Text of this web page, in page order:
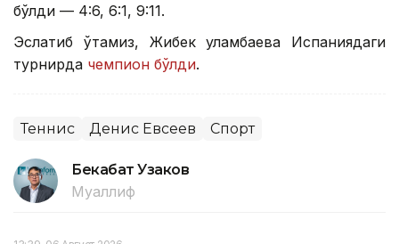
бўлди — 4:6, 6:1, 9:11.
Эслатиб ўтамиз, Жибек Қуламбаева Испаниядаги
турнирда чемпион бўлди.
Теннис Денис Евсеев Спорт
Бекабат Узаков
Муаллиф